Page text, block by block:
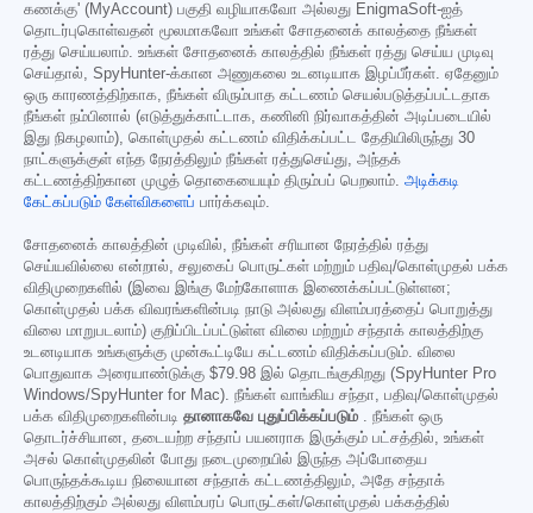
கணக்கு' (MyAccount) பகுதி வழியாகவோ அல்லது EnigmaSoft-ஐத்
தொடர்புகொள்வதன் மூலமாகவோ உங்கள் சோதனைக் காலத்தை நீங்கள்
ரத்து செய்யலாம். உங்கள் சோதனைக் காலத்தில் நீங்கள் ரத்து செய்ய முடிவு
செய்தால், SpyHunter-க்கான அணுகலை உடனடியாக இழப்பீர்கள். ஏதேனும்
ஒரு காரணத்திற்காக, நீங்கள் விரும்பாத கட்டணம் செயல்படுத்தப்பட்டதாக
நீங்கள் நம்பினால் (எடுத்துக்காட்டாக, கணினி நிர்வாகத்தின் அடிப்படையில்
இது நிகழலாம்), கொள்முதல் கட்டணம் விதிக்கப்பட்ட தேதியிலிருந்து 30
நாட்களுக்குள் எந்த நேரத்திலும் நீங்கள் ரத்துசெய்து, அந்தக்
கட்டணத்திற்கான முழுத் தொகையையும் திரும்பப் பெறலாம். அடிக்கடி
கேட்கப்படும் கேள்விகளைப் பார்க்கவும்.
சோதனைக் காலத்தின் முடிவில், நீங்கள் சரியான நேரத்தில் ரத்து
செய்யவில்லை என்றால், சலுகைப் பொருட்கள் மற்றும் பதிவு/கொள்முதல் பக்க
விதிமுறைகளில் (இவை இங்கு மேற்கோளாக இணைக்கப்பட்டுள்ளன;
கொள்முதல் பக்க விவரங்களின்படி நாடு அல்லது விளம்பரத்தைப் பொறுத்து
விலை மாறுபடலாம்) குறிப்பிடப்பட்டுள்ள விலை மற்றும் சந்தாக் காலத்திற்கு
உடனடியாக உங்களுக்கு முன்கூட்டியே கட்டணம் விதிக்கப்படும். விலை
பொதுவாக அரையாண்டுக்கு $79.98 இல் தொடங்குகிறது (SpyHunter Pro
Windows/SpyHunter for Mac). நீங்கள் வாங்கிய சந்தா, பதிவு/கொள்முதல்
பக்க விதிமுறைகளின்படி தானாகவே புதுப்பிக்கப்படும் . நீங்கள் ஒரு
தொடர்ச்சியான, தடையற்ற சந்தாப் பயனராக இருக்கும் பட்சத்தில், உங்கள்
அசல் கொள்முதலின் போது நடைமுறையில் இருந்த அப்போதைய
பொருந்தக்கூடிய நிலையான சந்தாக் கட்டணத்திலும், அதே சந்தாக்
காலத்திற்கும் அல்லது விளம்பரப் பொருட்கள்/கொள்முதல் பக்கத்தில்